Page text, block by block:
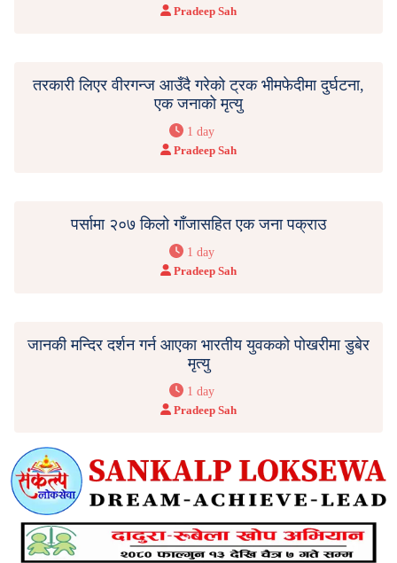
Pradeep Sah
तरकारी लिएर वीरगन्ज आउँदै गरेको ट्रक भीमफेदीमा दुर्घटना,
एक जनाको मृत्यु
1 day
Pradeep Sah
पर्सामा २०७ किलो गाँजासहित एक जना पक्राउ
1 day
Pradeep Sah
जानकी मन्दिर दर्शन गर्न आएका भारतीय युवकको पोखरीमा डुबेर
मृत्यु
1 day
Pradeep Sah